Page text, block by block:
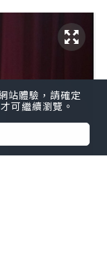
站體驗，請確定
才可繼續瀏覽。